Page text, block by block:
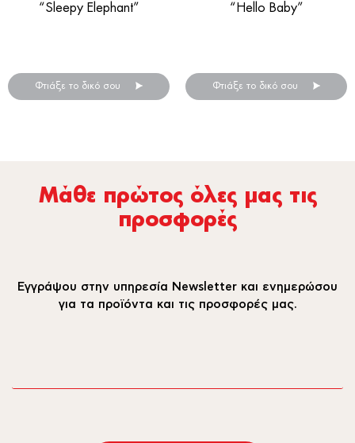
“Sleepy Elephant”
Φτιάξε το δικό σου
“Hello Baby”
Φτιάξε το δικό σου
Μάθε πρώτος όλες µας τις
προσφορές
Εγγράψου στην υπηρεσία Newsletter και ενημερώσου
για τα προϊόντα και τις προσφορές μας.